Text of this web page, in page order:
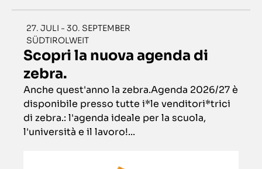
27. JULI - 30. SEPTEMBER
SÜDTIROLWEIT
Scopri la nuova agenda di
zebra.
Anche quest'anno la zebra.Agenda 2026/27 è
disponibile presso tutte i*le venditori*trici
di zebra.: l'agenda ideale per la scuola,
l'università e il lavoro!...